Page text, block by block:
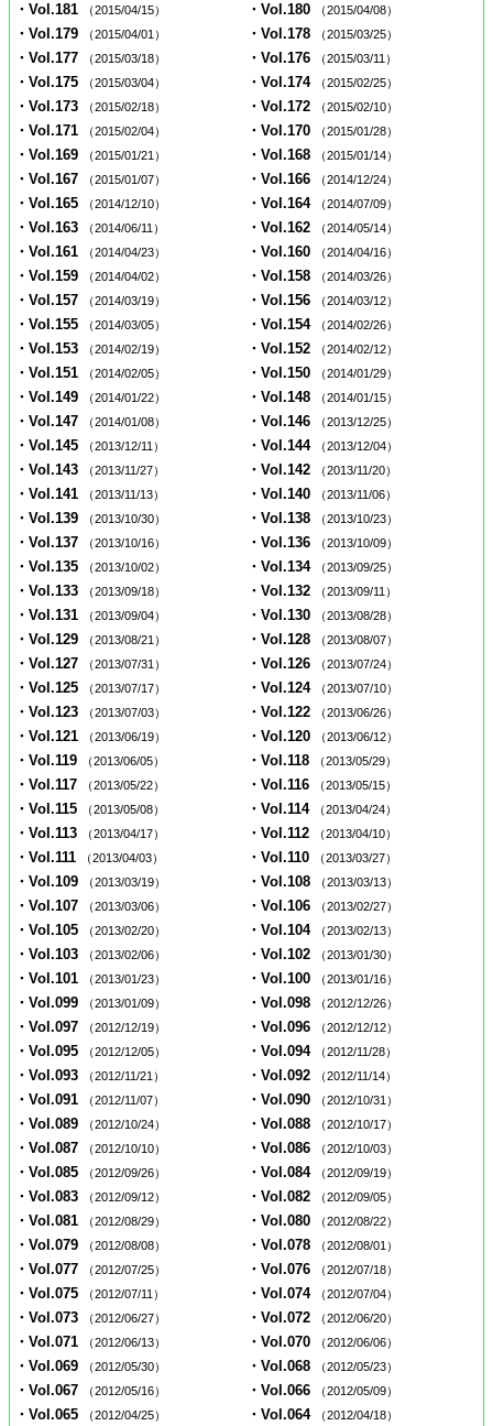
・Vol.181 （2015/04/15） ・Vol.180 （2015/04/08）
・Vol.179 （2015/04/01） ・Vol.178 （2015/03/25）
・Vol.177 （2015/03/18） ・Vol.176 （2015/03/11）
・Vol.175 （2015/03/04） ・Vol.174 （2015/02/25）
・Vol.173 （2015/02/18） ・Vol.172 （2015/02/10）
・Vol.171 （2015/02/04） ・Vol.170 （2015/01/28）
・Vol.169 （2015/01/21） ・Vol.168 （2015/01/14）
・Vol.167 （2015/01/07） ・Vol.166 （2014/12/24）
・Vol.165 （2014/12/10） ・Vol.164 （2014/07/09）
・Vol.163 （2014/06/11） ・Vol.162 （2014/05/14）
・Vol.161 （2014/04/23） ・Vol.160 （2014/04/16）
・Vol.159 （2014/04/02） ・Vol.158 （2014/03/26）
・Vol.157 （2014/03/19） ・Vol.156 （2014/03/12）
・Vol.155 （2014/03/05） ・Vol.154 （2014/02/26）
・Vol.153 （2014/02/19） ・Vol.152 （2014/02/12）
・Vol.151 （2014/02/05） ・Vol.150 （2014/01/29）
・Vol.149 （2014/01/22） ・Vol.148 （2014/01/15）
・Vol.147 （2014/01/08） ・Vol.146 （2013/12/25）
・Vol.145 （2013/12/11） ・Vol.144 （2013/12/04）
・Vol.143 （2013/11/27） ・Vol.142 （2013/11/20）
・Vol.141 （2013/11/13） ・Vol.140 （2013/11/06）
・Vol.139 （2013/10/30） ・Vol.138 （2013/10/23）
・Vol.137 （2013/10/16） ・Vol.136 （2013/10/09）
・Vol.135 （2013/10/02） ・Vol.134 （2013/09/25）
・Vol.133 （2013/09/18） ・Vol.132 （2013/09/11）
・Vol.131 （2013/09/04） ・Vol.130 （2013/08/28）
・Vol.129 （2013/08/21） ・Vol.128 （2013/08/07）
・Vol.127 （2013/07/31） ・Vol.126 （2013/07/24）
・Vol.125 （2013/07/17） ・Vol.124 （2013/07/10）
・Vol.123 （2013/07/03） ・Vol.122 （2013/06/26）
・Vol.121 （2013/06/19） ・Vol.120 （2013/06/12）
・Vol.119 （2013/06/05） ・Vol.118 （2013/05/29）
・Vol.117 （2013/05/22） ・Vol.116 （2013/05/15）
・Vol.115 （2013/05/08） ・Vol.114 （2013/04/24）
・Vol.113 （2013/04/17） ・Vol.112 （2013/04/10）
・Vol.111 （2013/04/03） ・Vol.110 （2013/03/27）
・Vol.109 （2013/03/19） ・Vol.108 （2013/03/13）
・Vol.107 （2013/03/06） ・Vol.106 （2013/02/27）
・Vol.105 （2013/02/20） ・Vol.104 （2013/02/13）
・Vol.103 （2013/02/06） ・Vol.102 （2013/01/30）
・Vol.101 （2013/01/23） ・Vol.100 （2013/01/16）
・Vol.099 （2013/01/09） ・Vol.098 （2012/12/26）
・Vol.097 （2012/12/19） ・Vol.096 （2012/12/12）
・Vol.095 （2012/12/05） ・Vol.094 （2012/11/28）
・Vol.093 （2012/11/21） ・Vol.092 （2012/11/14）
・Vol.091 （2012/11/07） ・Vol.090 （2012/10/31）
・Vol.089 （2012/10/24） ・Vol.088 （2012/10/17）
・Vol.087 （2012/10/10） ・Vol.086 （2012/10/03）
・Vol.085 （2012/09/26） ・Vol.084 （2012/09/19）
・Vol.083 （2012/09/12） ・Vol.082 （2012/09/05）
・Vol.081 （2012/08/29） ・Vol.080 （2012/08/22）
・Vol.079 （2012/08/08） ・Vol.078 （2012/08/01）
・Vol.077 （2012/07/25） ・Vol.076 （2012/07/18）
・Vol.075 （2012/07/11） ・Vol.074 （2012/07/04）
・Vol.073 （2012/06/27） ・Vol.072 （2012/06/20）
・Vol.071 （2012/06/13） ・Vol.070 （2012/06/06）
・Vol.069 （2012/05/30） ・Vol.068 （2012/05/23）
・Vol.067 （2012/05/16） ・Vol.066 （2012/05/09）
・Vol.065 （2012/04/25） ・Vol.064 （2012/04/18）